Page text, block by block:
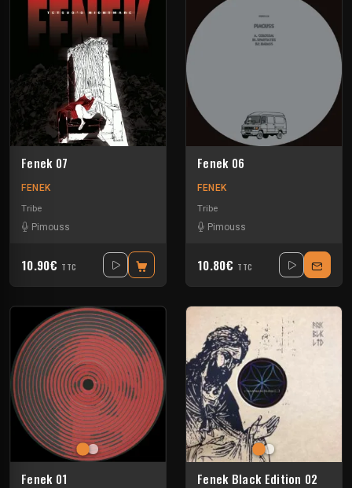
Fenek 07
FENEK
Tribe
Pimouss
10.90€ TTC
Fenek 06
FENEK
Tribe
Pimouss
10.80€ TTC
Fenek 01 Fenek Black Edition 02